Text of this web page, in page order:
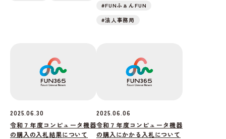
#FUNふぁんFUN
#法人事務局
2025.06.30
令和７年度コンピュータ機器
の購入の入札結果について
2025.06.06
令和７年度コンピュータ機器
の購入にかかる入札について